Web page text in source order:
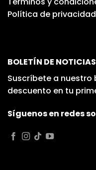
Política de privacidad
BOLETÍN DE NOTICIAS
Suscríbete a nuestro
descuento en tu
Síguenos en redes